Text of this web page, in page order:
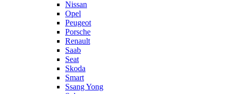
Nissan
Opel
Peugeot
Porsche
Renault
Saab
Seat
Skoda
Smart
Ssang Yong